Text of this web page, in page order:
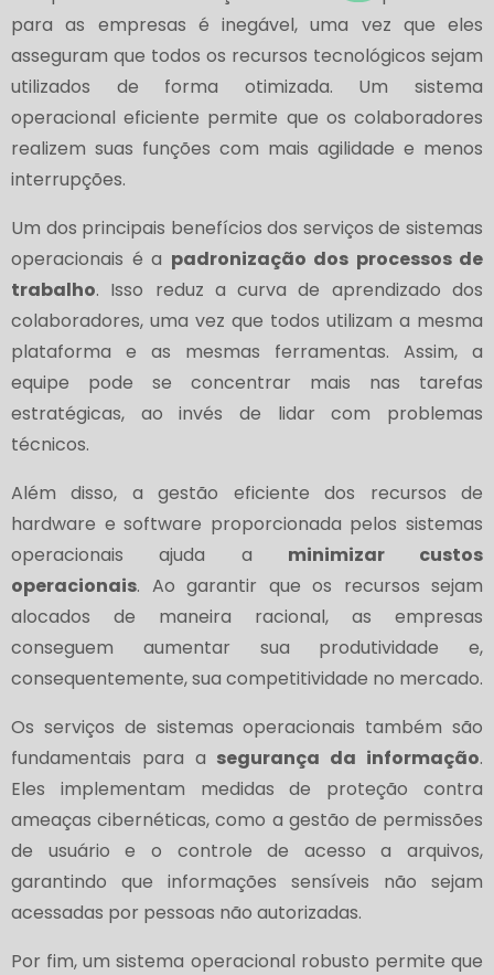
para as empresas é inegável, uma vez que eles
asseguram que todos os recursos tecnológicos sejam
utilizados de forma otimizada. Um sistema
operacional eficiente permite que os colaboradores
realizem suas funções com mais agilidade e menos
interrupções.
Um dos principais benefícios dos serviços de sistemas
operacionais é a padronização dos processos de
trabalho. Isso reduz a curva de aprendizado dos
colaboradores, uma vez que todos utilizam a mesma
plataforma e as mesmas ferramentas. Assim, a
equipe pode se concentrar mais nas tarefas
estratégicas, ao invés de lidar com problemas
técnicos.
Além disso, a gestão eficiente dos recursos de
hardware e software proporcionada pelos sistemas
operacionais ajuda a minimizar custos
operacionais. Ao garantir que os recursos sejam
alocados de maneira racional, as empresas
conseguem aumentar sua produtividade e,
consequentemente, sua competitividade no mercado.
Os serviços de sistemas operacionais também são
fundamentais para a segurança da informação.
Eles implementam medidas de proteção contra
ameaças cibernéticas, como a gestão de permissões
de usuário e o controle de acesso a arquivos,
garantindo que informações sensíveis não sejam
acessadas por pessoas não autorizadas.
Por fim, um sistema operacional robusto permite que